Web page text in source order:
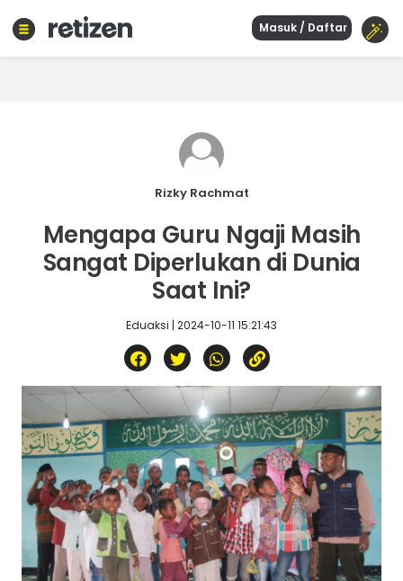
Masuk / Daftar
Rizky Rachmat
Mengapa Guru Ngaji Masih
Sangat Diperlukan di Dunia
Saat Ini?
Eduaksi | 2024-10-11 15:21:43
Sejarah
Wisata
Eduaksi
Info
Terkini
Network